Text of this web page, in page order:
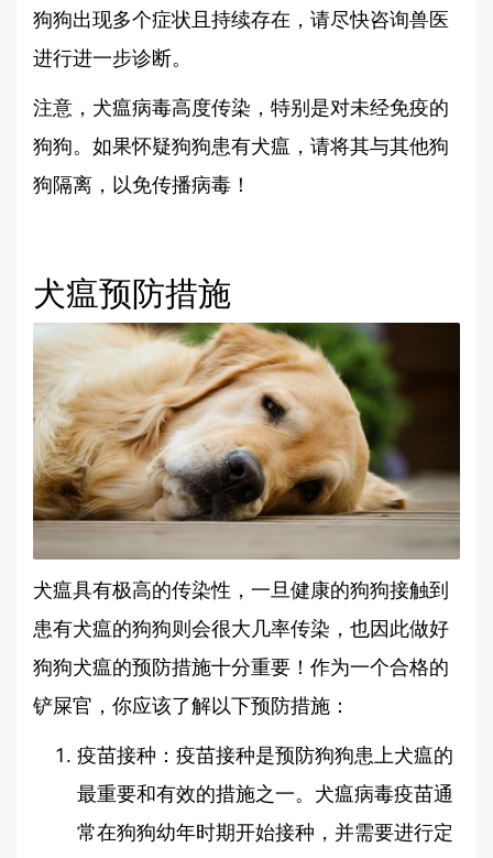
狗狗出现多个症状且持续存在，请尽快咨询兽医
进行进一步诊断。
注意，犬瘟病毒高度传染，特别是对未经免疫的
狗狗。如果怀疑狗狗患有犬瘟，请将其与其他狗
狗隔离，以免传播病毒！
犬瘟预防措施
犬瘟具有极高的传染性，一旦健康的狗狗接触到
患有犬瘟的狗狗则会很大几率传染，也因此做好
狗狗犬瘟的预防措施十分重要！作为一个合格的
铲屎官，你应该了解以下预防措施：
疫苗接种：疫苗接种是预防狗狗患上犬瘟的
最重要和有效的措施之一。犬瘟病毒疫苗通
常在狗狗幼年时期开始接种，并需要进行定